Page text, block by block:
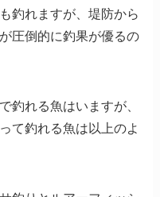
釣れますが、堤防から
圧倒的に釣果が優るの
釣れる魚はいますが、
て釣れる魚は以上のよ